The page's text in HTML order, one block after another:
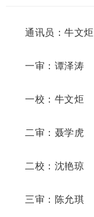
通讯员：牛文
一审：谭泽涛
一校：牛文炬
二审：聂学虎
二校：沈艳琼
三审：陈允琪